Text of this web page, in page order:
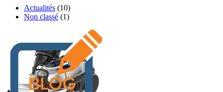
Actualités (10)
Non classé (1)